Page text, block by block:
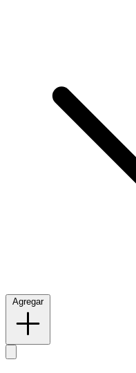
Agregar